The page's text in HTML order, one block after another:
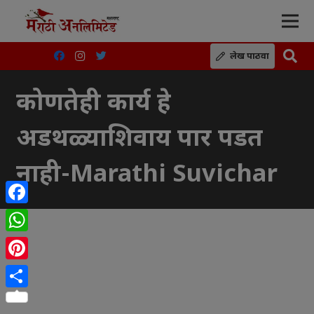
लेख पाठवा
कोणतेही कार्य हे
अडथळ्याशिवाय पार पडत
नाही-Marathi Suvichar
Facebook
WhatsApp
Pinterest
Share